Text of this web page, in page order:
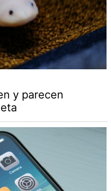
y parecen